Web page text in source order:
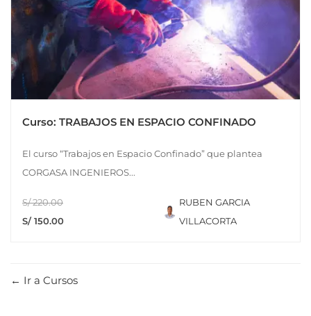
Curso: TRABAJOS EN ESPACIO CONFINADO
El curso “Trabajos en Espacio Confinado” que plantea
CORGASA INGENIEROS...
S/ 220.00
S/ 150.00
RUBEN GARCIA
VILLACORTA
Ir a Cursos